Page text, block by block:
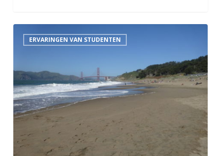
droom
iedere
globetrotter
–
of
hoe
een
ERVARINGEN VAN STUDENTEN